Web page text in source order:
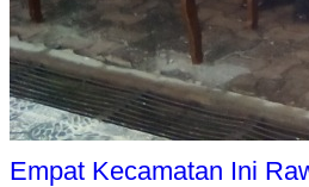
Empat Kecamatan Ini